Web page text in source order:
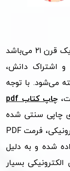
از دستاوردهای مهم تکنولوژیک قرن ۲۱ می‌باشد
و اشتراک دانش،
می‌شود. با توجه
چاپ کتاب‌ pdf
چاپی سنتی شده
فرمت PDF
شده و به دلیل
بسیار